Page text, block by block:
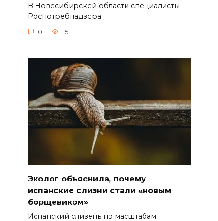
В Новосибирской области специалисты
Роспотребнадзора
0 15
Эколог объяснила, почему
испанские слизни стали «новым
борщевиком»
Испанский слизень по масштабам